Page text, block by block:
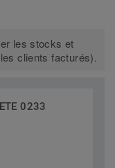
les stocks et
clients facturés).
0233